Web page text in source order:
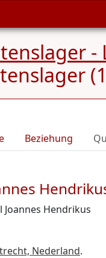
Beziehung
Hendrikus
Nederland.